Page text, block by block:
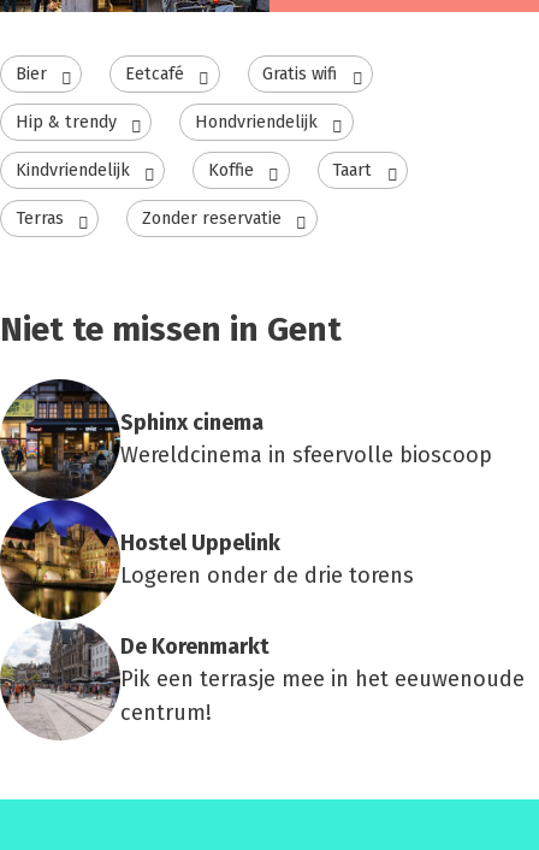
Bier Eetcafé Gratis wifi
Hip & trendy Hondvriendelijk
Kindvriendelijk Koffie Taart
Terras Zonder reservatie
Niet te missen in Gent
Sphinx cine­ma
Wereldcinema in sfeervolle bioscoop
Hos­tel Uppe­link
Logeren onder de drie torens
De Koren­markt
Pik een terrasje mee in het eeuwenoude
centrum!